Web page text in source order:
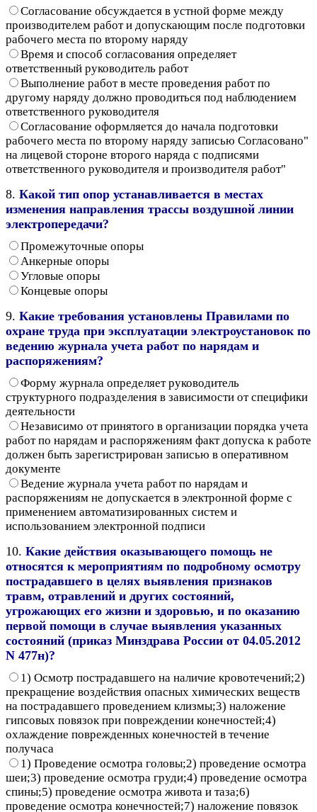
Согласование обсуждается в устной форме между
производителем работ и допускающим после подготовки
рабочего места по второму наряду
Время и способ согласования определяет
ответственный руководитель работ
Выполнение работ в месте проведения работ по
другому наряду должно проводиться под наблюдением
ответственного руководителя
Согласование оформляется до начала подготовки
рабочего места по второму наряду записью Согласовано"
на лицевой стороне второго наряда с подписями
ответственного руководителя и производителя работ"
8. Какой тип опор устанавливается в местах
изменения направления трассы воздушной линии
электропередачи?
Промежуточные опоры
Анкерные опоры
Угловые опоры
Концевые опоры
9. Какие требования установлены Правилами по
охране труда при эксплуатации электроустановок по
ведению журнала учета работ по нарядам и
распоряжениям?
Форму журнала определяет руководитель
структурного подразделения в зависимости от специфики
деятельности
Независимо от принятого в организации порядка учета
работ по нарядам и распоряжениям факт допуска к работе
должен быть зарегистрирован записью в оперативном
документе
Ведение журнала учета работ по нарядам и
распоряжениям не допускается в электронной форме с
применением автоматизированных систем и
использованием электронной подписи
10. Какие действия оказывающего помощь не
относятся к мероприятиям по подробному осмотру
пострадавшего в целях выявления признаков
травм, отравлений и других состояний,
угрожающих его жизни и здоровью, и по оказанию
первой помощи в случае выявления указанных
состояний (приказ Минздрава России от 04.05.2012
N 477н)?
1) Осмотр пострадавшего на наличие кровотечений;2)
прекращение воздействия опасных химических веществ
на пострадавшего проведением клизмы;3) наложение
гипсовых повязок при повреждении конечностей;4)
охлаждение поврежденных конечностей в течение
получаса
1) Проведение осмотра головы;2) проведение осмотра
шеи;3) проведение осмотра груди;4) проведение осмотра
спины;5) проведение осмотра живота и таза;6)
проведение осмотра конечностей;7) наложение повязок